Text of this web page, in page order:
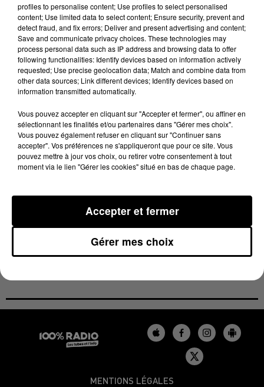
200 personnes ont manifesté entre le commissariat et
la Préfecture à la mi-journée hier. « Soutien aux
collègues du 91 » ou « policiers en colères » pouvait-on
lire sur les pancartes dans le cortège.
Objectif : dénoncer, entre autre, le laxisme de la
justice face aux agresseurs des forces de l'ordre.
Une manifestation qui a rassemblé des policiers, des
élus, mais pas seulement.
100% a tendu son micro dans le cortège à la recherche
des citoyens présents. Alors pourquoi venir
MENTIONS LÉGALES
profiles to personalise content; Use profiles to select personalised
content; Use limited data to select content; Ensure security, prevent and
detect fraud, and fix errors; Deliver and present advertising and content;
Save and communicate privacy choices. These technologies may
process personal data such as IP address and browsing data to offer
following functionalities: Identify devices based on information actively
requested; Use precise geolocation data; Match and combine data from
other data sources; Link different devices; Identify devices based on
information transmitted automatically.
Vous pouvez accepter en cliquant sur "Accepter et fermer", ou affiner en
sélectionnant les finalités et/ou partenaires dans "Gérer mes choix".
Vous pouvez également refuser en cliquant sur "Continuer sans
accepter". Vos préférences ne s'appliqueront que pour ce site. Vous
pouvez mettre à jour vos choix, ou retirer votre consentement à tout
moment via le lien "Gérer les cookies" situé en bas de chaque page.
Gérer mes choix
Accepter et fermer